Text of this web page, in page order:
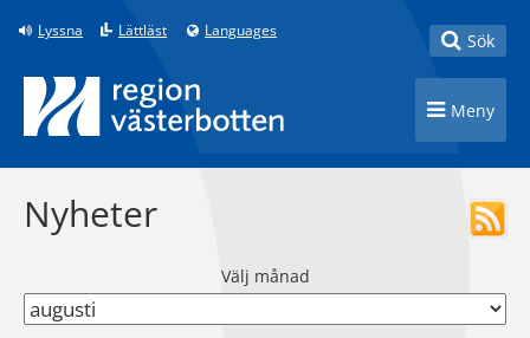
Till innehåll på sidan
Lyssna Lättläst Languages Toggle
Sök
Toggle
Meny
Nyheter
Välj månad